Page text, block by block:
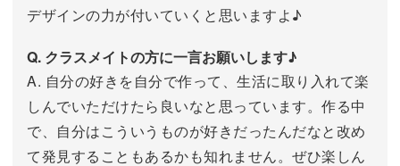
デザインの力が付いていくと思いますよ♪
Q. クラスメイトの方に一言お願いします♪
A. 自分の好きを自分で作って、生活に取り入れて楽
しんでいただけたら良いなと思っています。作る中
で、自分はこういうものが好きだったんだなと改め
て発見することもあるかも知れません。ぜひ楽しん